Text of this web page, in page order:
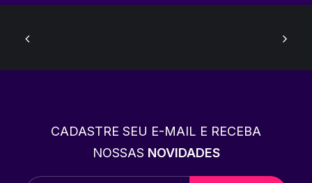
CADASTRE SEU E-MAIL E RECEBA
NOSSAS NOVIDADES